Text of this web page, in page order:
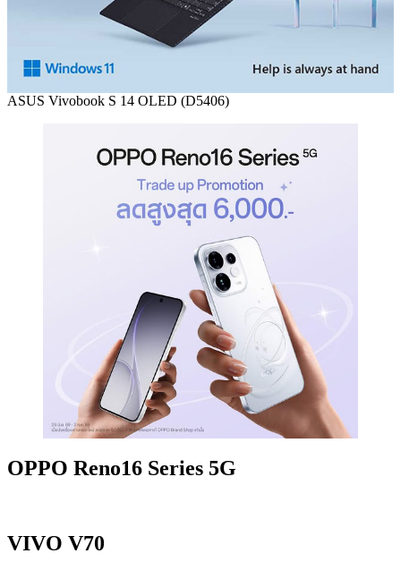
ASUS Vivobook S 14 OLED (D5406)
OPPO Reno16 Series 5G
VIVO V70